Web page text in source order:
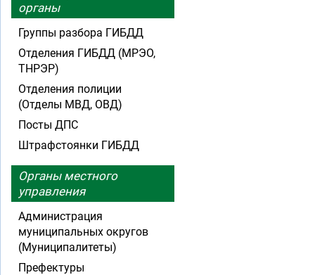
органы
Группы разбора ГИБДД
Отделения ГИБДД (МРЭО,
ТНРЭР)
Отделения полиции
(Отделы МВД, ОВД)
Посты ДПС
Штрафстоянки ГИБДД
Органы местного
управления
Администрация
муниципальных округов
(Муниципалитеты)
Префектуры